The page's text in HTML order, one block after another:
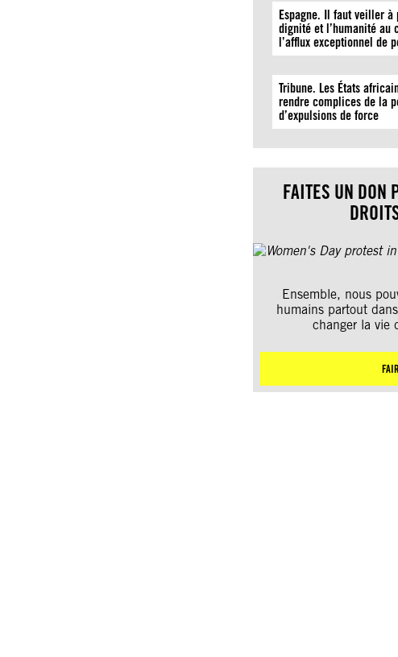
Espagne. Il faut veiller
dignité et l’humanité au
l’afflux exceptionnel de
Tribune. Les États
rendre complices de la
d’expulsions de force
FAITES UN DON
Ensemble, nous
humains partout
changer la vie